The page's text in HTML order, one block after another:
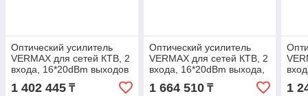
Оптический усилитель
VERMAX для сетей КТВ, 2
входа, 16*20dBm выходов
1 402 445 ₸
Оптический усилитель
VERMAX для сетей КТВ, 2
входа, 16*20dBm выхода,
WDM фильтр PON
1 664 510₸ 1